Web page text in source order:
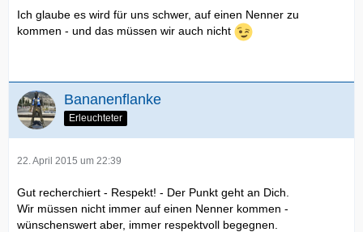
Ich glaube es wird für uns schwer, auf einen Nenner zu
kommen - und das müssen wir auch nicht
Bananenflanke
Erleuchteter
22. April 2015 um 22:39
Gut recherchiert - Respekt! - Der Punkt geht an Dich.
Wir müssen nicht immer auf einen Nenner kommen -
wünschenswert aber, immer respektvoll begegnen.